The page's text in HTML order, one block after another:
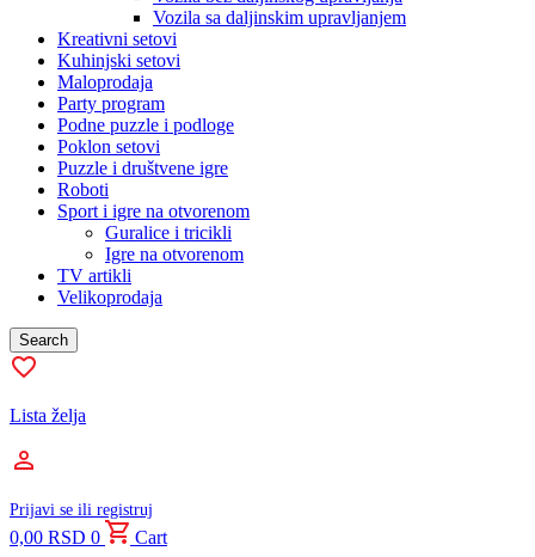
Vozila sa daljinskim upravljanjem
Kreativni setovi
Kuhinjski setovi
Maloprodaja
Party program
Podne puzzle i podloge
Poklon setovi
Puzzle i društvene igre
Roboti
Sport i igre na otvorenom
Guralice i tricikli
Igre na otvorenom
TV artikli
Velikoprodaja
Search
Lista želja
Prijavi se ili registruj
0,00 RSD 0
Cart